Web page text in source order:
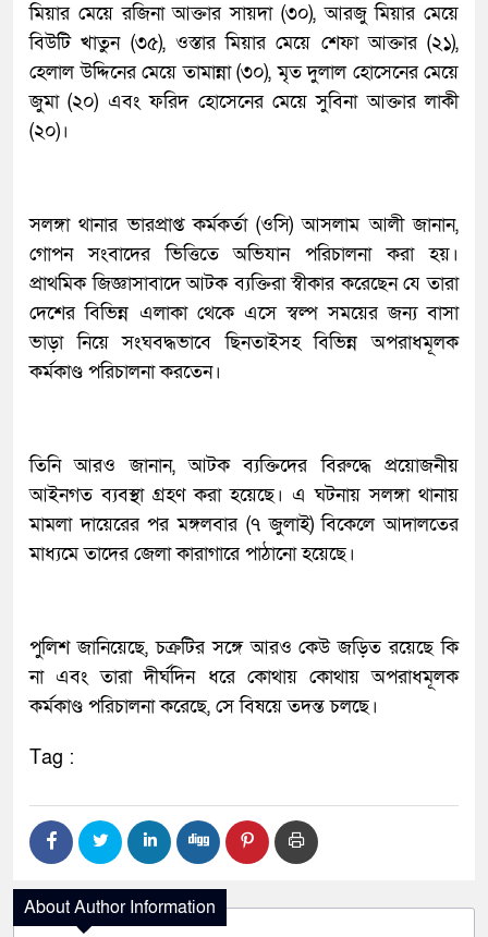
মিয়ার মেয়ে রজিনা আক্তার সায়দা (৩০), আরজু মিয়ার মেয়ে
বিউটি খাতুন (৩৫), ওস্তার মিয়ার মেয়ে শেফা আক্তার (২১),
হেলাল উদ্দিনের মেয়ে তামান্না (৩০), মৃত দুলাল হোসেনের মেয়ে
জুমা (২০) এবং ফরিদ হোসেনের মেয়ে সুবিনা আক্তার লাকী
(২০)।
সলঙ্গা থানার ভারপ্রাপ্ত কর্মকর্তা (ওসি) আসলাম আলী জানান,
গোপন সংবাদের ভিত্তিতে অভিযান পরিচালনা করা হয়।
প্রাথমিক জিজ্ঞাসাবাদে আটক ব্যক্তিরা স্বীকার করেছেন যে তারা
দেশের বিভিন্ন এলাকা থেকে এসে স্বল্প সময়ের জন্য বাসা
ভাড়া নিয়ে সংঘবদ্ধভাবে ছিনতাইসহ বিভিন্ন অপরাধমূলক
কর্মকাণ্ড পরিচালনা করতেন।
তিনি আরও জানান, আটক ব্যক্তিদের বিরুদ্ধে প্রয়োজনীয়
আইনগত ব্যবস্থা গ্রহণ করা হয়েছে। এ ঘটনায় সলঙ্গা থানায়
মামলা দায়েরের পর মঙ্গলবার (৭ জুলাই) বিকেলে আদালতের
মাধ্যমে তাদের জেলা কারাগারে পাঠানো হয়েছে।
পুলিশ জানিয়েছে, চক্রটির সঙ্গে আরও কেউ জড়িত রয়েছে কি
না এবং তারা দীর্ঘদিন ধরে কোথায় কোথায় অপরাধমূলক
কর্মকাণ্ড পরিচালনা করেছে, সে বিষয়ে তদন্ত চলছে।
Tag :
About Author Information